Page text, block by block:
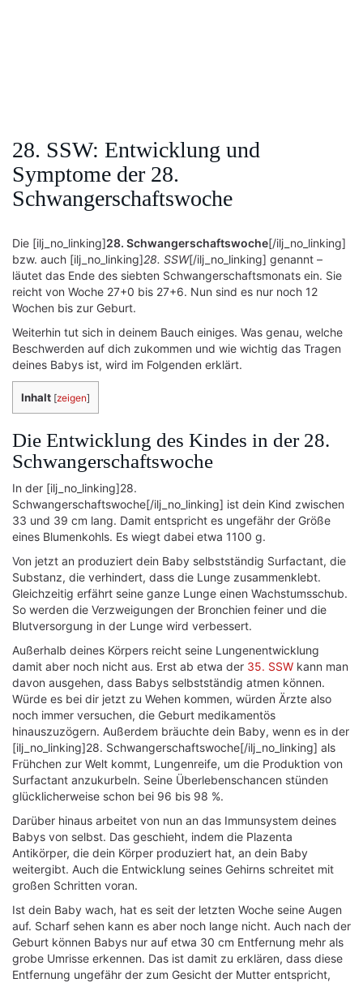
28. SSW: Entwicklung und
Symptome der 28.
Schwangerschaftswoche
Die [ilj_no_linking]28. Schwangerschaftswoche[/ilj_no_linking]
bzw. auch [ilj_no_linking]28. SSW[/ilj_no_linking] genannt –
läutet das Ende des siebten Schwangerschaftsmonats ein. Sie
reicht von Woche 27+0 bis 27+6. Nun sind es nur noch 12
Wochen bis zur Geburt.
Weiterhin tut sich in deinem Bauch einiges. Was genau, welche
Beschwerden auf dich zukommen und wie wichtig das Tragen
deines Babys ist, wird im Folgenden erklärt.
Inhalt [zeigen]
Die Entwicklung des Kindes in der 28.
Schwangerschaftswoche
In der [ilj_no_linking]28.
Schwangerschaftswoche[/ilj_no_linking] ist dein Kind zwischen
33 und 39 cm lang. Damit entspricht es ungefähr der Größe
eines Blumenkohls. Es wiegt dabei etwa 1100 g.
Von jetzt an produziert dein Baby selbstständig Surfactant, die
Substanz, die verhindert, dass die Lunge zusammenklebt.
Gleichzeitig erfährt seine ganze Lunge einen Wachstumsschub.
So werden die Verzweigungen der Bronchien feiner und die
Blutversorgung in der Lunge wird verbessert.
Außerhalb deines Körpers reicht seine Lungenentwicklung
damit aber noch nicht aus. Erst ab etwa der 35. SSW kann man
davon ausgehen, dass Babys selbstständig atmen können.
Würde es bei dir jetzt zu Wehen kommen, würden Ärzte also
noch immer versuchen, die Geburt medikamentös
hinauszuzögern. Außerdem bräuchte dein Baby, wenn es in der
[ilj_no_linking]28. Schwangerschaftswoche[/ilj_no_linking] als
Frühchen zur Welt kommt, Lungenreife, um die Produktion von
Surfactant anzukurbeln. Seine Überlebenschancen stünden
glücklicherweise schon bei 96 bis 98 %.
Darüber hinaus arbeitet von nun an das Immunsystem deines
Babys von selbst. Das geschieht, indem die Plazenta
Antikörper, die dein Körper produziert hat, an dein Baby
weitergibt. Auch die Entwicklung seines Gehirns schreitet mit
großen Schritten voran.
Ist dein Baby wach, hat es seit der letzten Woche seine Augen
auf. Scharf sehen kann es aber noch lange nicht. Auch nach der
Geburt können Babys nur auf etwa 30 cm Entfernung mehr als
grobe Umrisse erkennen. Das ist damit zu erklären, dass diese
Entfernung ungefähr der zum Gesicht der Mutter entspricht,